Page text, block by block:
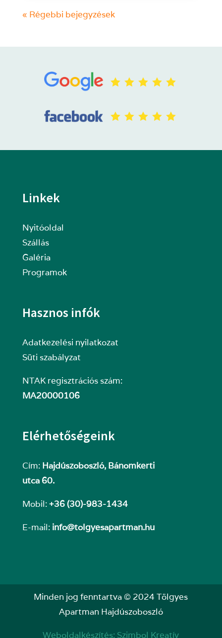
« Régebbi bejegyzések
Linkek
Nyitóoldal
Szállás
Galéria
Programok
Hasznos infók
Adatkezelési nyilatkozat
Süti szabályzat
NTAK regisztrációs szám:
MA20000106
Elérhetőségeink
Cím: Hajdúszoboszló, Bánomkerti
utca 60.
Mobil:+36 (30)-983-1434
E-mail: info@tolgyesapartman.hu
Minden jog fenntartva © 2024 Tölgyes
Apartman Hajdúszoboszló
Weboldalkészítés: Szimbol Kreatív